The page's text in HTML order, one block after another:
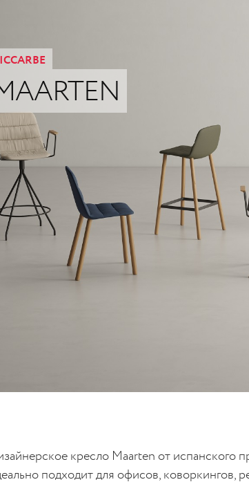
кресло Maarten от испанского
подходит для офисов, коворкингов,